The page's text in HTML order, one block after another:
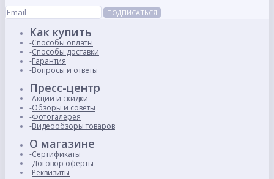
ПОДПИСАТЬСЯ
Как купить
Способы оплаты
Способы доставки
Гарантия
Вопросы и ответы
Пресс-центр
Акции и скидки
Обзоры и советы
Фотогалерея
Видеообзоры товаров
О магазине
Сертификаты
Договор оферты
Реквизиты